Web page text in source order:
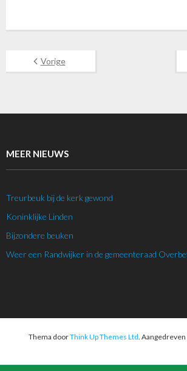
Vorige
MEER NIEUWS
Treurbeuk bij de kerk gewond
Koninklijke Linden
Bijzondere beuken
Weer een Randwijker in de gemeenteraad
Thema doorThink Up Themes Ltd.